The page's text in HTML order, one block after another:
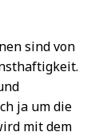
sind von
ja um die
mit dem